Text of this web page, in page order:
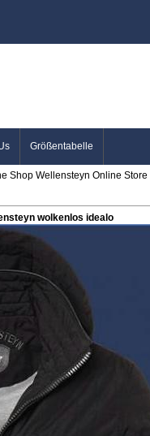
Größentabelle
Shop Wellensteyn Online Store
wolkenlos idealo